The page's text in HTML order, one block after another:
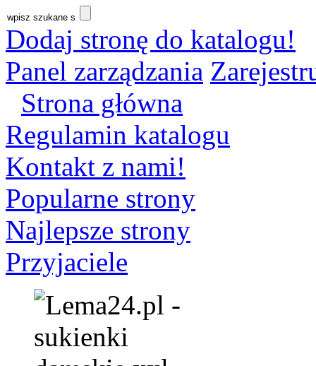
Dodaj stronę do katalogu!
Panel zarządzania
Strona główna
Regulamin katalogu
Kontakt z nami!
Popularne strony
Najlepsze strony
Przyjaciele